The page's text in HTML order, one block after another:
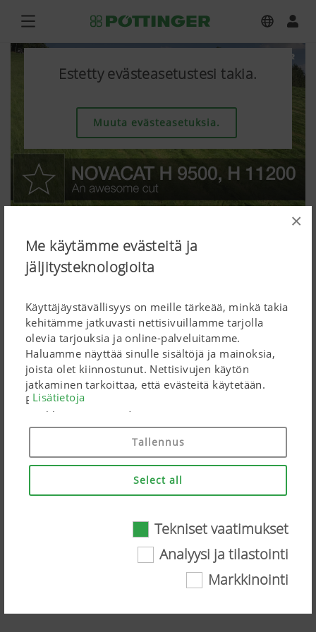
×
Me käytämme evästeitä ja
jäljitysteknologioita
Käyttäjäystävällisyys on meille tärkeää, minkä takia
kehitämme jatkuvasti nettisivuillamme tarjolla
olevia tarjouksia ja online-palveluitamme.
Haluamme näyttää sinulle sisältöjä ja mainoksia,
joista olet kiinnostunut. Nettisivujen käytön
jatkaminen tarkoittaa, että evästeitä käytetään.
Evästeitä käytetään henkilökohtaisten Google-
markkinointituotteiden tapaan vain, jos annat
täyden suostumuksesi ("Hyväksyn kaikki"). Voit
myös muokata asetuksia käyttämällä annettuja
valintaruutuja.
Tekniset vaatimukset
Tietyt verkkoteknologiat ja evästeet auttavat
Lisätietoja
Tallennus
Select all
Tekniset vaatimukset
Analyysi ja tilastointi
Markkinointi
Estetty evästeasetustesi takia.
Muuta evästeasetuksia.
NOVACAT H 9500, H 11200 mower
combinations – Highlights